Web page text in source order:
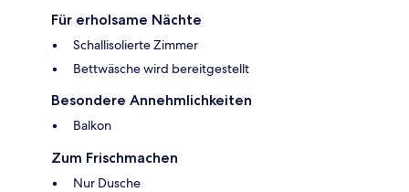
Für erholsame Nächte
Schallisolierte Zimmer
Bettwäsche wird bereitgestellt
Besondere Annehmlichkeiten
Balkon
Zum Frischmachen
Nur Dusche